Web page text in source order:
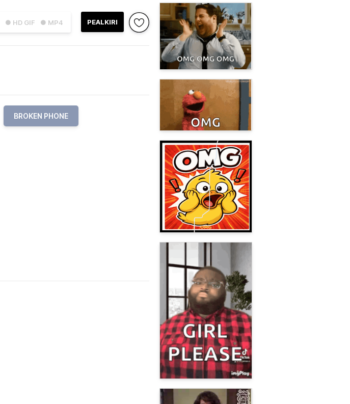
● HD GIF ● MP4 PEALKIRI
BROKEN PHONE